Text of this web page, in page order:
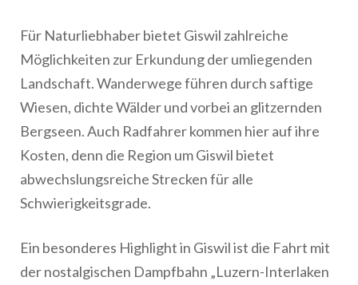
Für Naturliebhaber bietet Giswil zahlreiche
Möglichkeiten zur Erkundung der umliegenden
Landschaft. Wanderwege führen durch saftige
Wiesen, dichte Wälder und vorbei an glitzernden
Bergseen. Auch Radfahrer kommen hier auf ihre
Kosten, denn die Region um Giswil bietet
abwechslungsreiche Strecken für alle
Schwierigkeitsgrade.
Ein besonderes Highlight in Giswil ist die Fahrt mit
der nostalgischen Dampfbahn „Luzern-Interlaken